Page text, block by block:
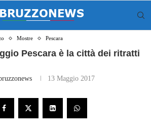
Mostre Pescara
Pescara è la città dei ritratti
13 Maggio 2017